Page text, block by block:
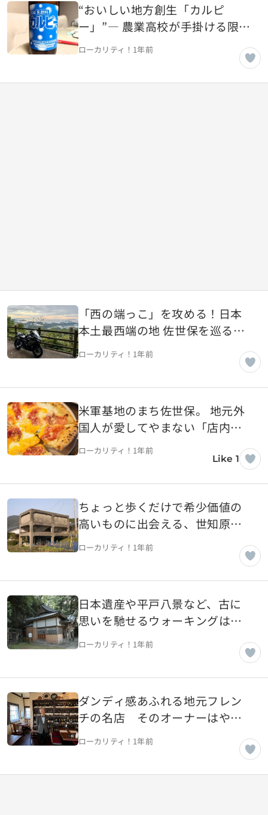
“おいしい地方創生「カルピ
ー」”― 農業高校が手掛ける限定
数量の乳飲料とは【福島県いわ
ローカリティ！ 1年前
「西の端っこ」を攻める！日本
本土最西端の地 佐世保を巡るお
すすめツーリングコース【長崎
県佐世保市】
ローカリティ！ 1年前
米軍基地のまち佐世保。 地元外
国人が愛してやまない「店内が
外国人でいっぱい！」なピザ、ハ
ワイアン、ＮＺ料理【長崎県佐
ローカリティ！ 1年前
Like 1
ちょっと歩くだけで希少価値の
高いものに出会える、世知原の
炭鉱跡と石橋群をめぐる旅【長
ローカリティ！ 1年前
日本遺産や平戸八景など、古に
思いを馳せるウォーキングはい
かが【長崎県佐世保市】
ローカリティ！ 1年前
ダンディ感あふれる地元フレン
チの名店 そのオーナーはやは
りただ者ではなかった！【千葉
ローカリティ！ 1年前